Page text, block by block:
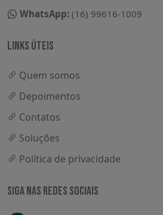
WhatsApp: (16) 99616-1009
LINKS ÚTEIS
Quem somos
Depoimentos
Contatos
Soluções
Política de privacidade
SIGA NAS REDES SOCIAIS